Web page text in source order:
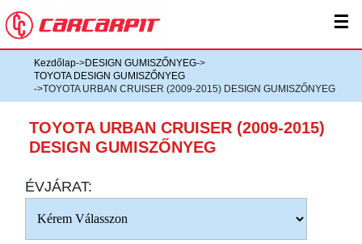
☰
Kezdőlap->DESIGN GUMISZŐNYEG->
TOYOTA DESIGN GUMISZŐNYEG
->TOYOTA URBAN CRUISER (2009-2015) DESIGN GUMISZŐNYEG
TOYOTA URBAN CRUISER (2009-2015)
DESIGN GUMISZŐNYEG
ÉVJÁRAT: